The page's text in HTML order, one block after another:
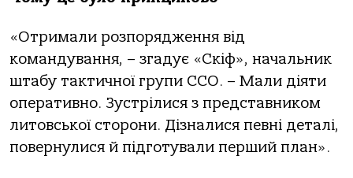
«Отримали розпорядження від
командування, – згадує «Скіф», начальник
штабу тактичної групи ССО. – Мали діяти
оперативно. Зустрілися з представником
литовської сторони. Дізналися певні деталі,
повернулися й підготували перший план».